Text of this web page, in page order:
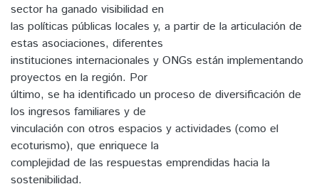
sector ha ganado visibilidad en
las políticas públicas locales y, a partir de la articulación de
estas asociaciones, diferentes
instituciones internacionales y ONGs están implementando
proyectos en la región. Por
último, se ha identificado un proceso de diversificación de
los ingresos familiares y de
vinculación con otros espacios y actividades (como el
ecoturismo), que enriquece la
complejidad de las respuestas emprendidas hacia la
sostenibilidad.